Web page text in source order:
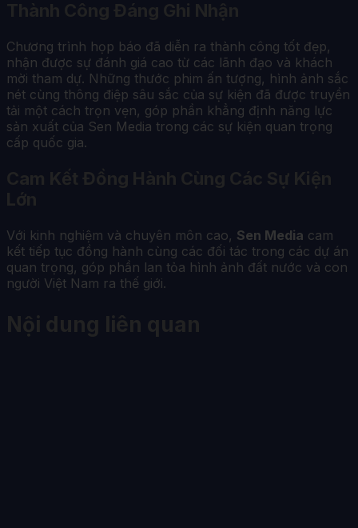
Thành Công Đáng Ghi Nhận
Chương trình họp báo đã diễn ra thành công tốt đẹp,
nhận được sự đánh giá cao từ các lãnh đạo và khách
mời tham dự. Những thước phim ấn tượng, hình ảnh sắc
nét cùng thông điệp sâu sắc của sự kiện đã được truyền
tải một cách trọn vẹn, góp phần khẳng định năng lực
sản xuất của Sen Media trong các sự kiện quan trọng
cấp quốc gia.
Cam Kết Đồng Hành Cùng Các Sự Kiện
Lớn
Với kinh nghiệm và chuyên môn cao, Sen Media cam
kết tiếp tục đồng hành cùng các đối tác trong các dự án
quan trọng, góp phần lan tỏa hình ảnh đất nước và con
người Việt Nam ra thế giới.
Nội dung liên quan